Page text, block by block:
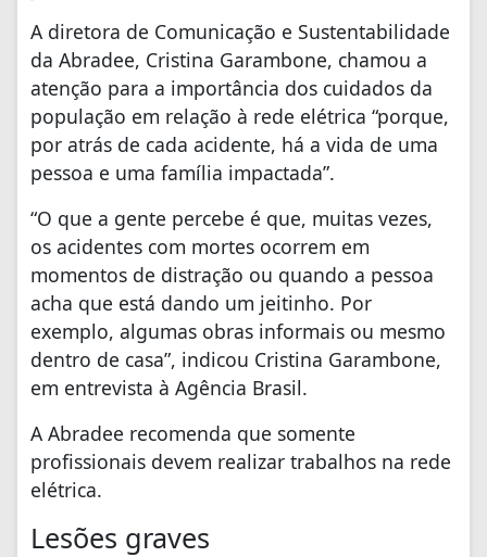
A diretora de Comunicação e Sustentabilidade
da Abradee, Cristina Garambone, chamou a
atenção para a importância dos cuidados da
população em relação à rede elétrica “porque,
por atrás de cada acidente, há a vida de uma
pessoa e uma família impactada”.
“O que a gente percebe é que, muitas vezes,
os acidentes com mortes ocorrem em
momentos de distração ou quando a pessoa
acha que está dando um jeitinho. Por
exemplo, algumas obras informais ou mesmo
dentro de casa”, indicou Cristina Garambone,
em entrevista à Agência Brasil.
A Abradee recomenda que somente
profissionais devem realizar trabalhos na rede
elétrica.
Lesões graves